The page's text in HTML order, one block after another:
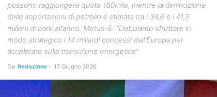
possono raggiungere quota 160mila, mentre la diminuzione
delle importazioni di petrolio è stimata tra i 34,6 e i 41,5
milioni di barili all’anno. Motus-E: “Dobbiamo sfruttare in
modo strategico i 14 miliardi concessi dall’Europa per
accelerare sulla transizione energetica”
Da Redazione - 17 Giugno 2026